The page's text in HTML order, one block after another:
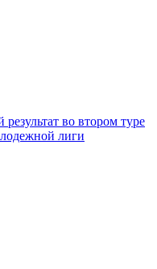
во втором туре
лиги